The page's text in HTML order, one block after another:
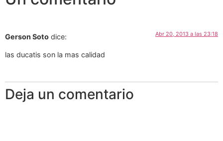
Gerson Soto dice: Abr 20, 2013 a las 23:18
las ducatis son la mas calidad
Deja un comentario